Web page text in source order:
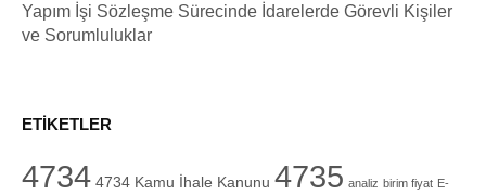
Yapım İşi Sözleşme Sürecinde İdarelerde Görevli Kişiler
ve Sorumluluklar
ETIKETLER
4734 4734 Kamu İhale Kanunu 4735 analiz birim fiyat E-